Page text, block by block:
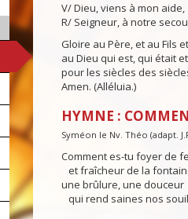
V/ Dieu, viens à mon aide,
R/ Seigneur, à notre
Gloire au Père, et au Fils
au Dieu qui est, qui était
pour les siècles des
Amen. (Alléluia.)
HYMNE :
Syméon le Nv. Théo (adapt.
Comment es-tu foyer de
et fraîcheur de la
une brûlure, une douceur
qui rend saines nos